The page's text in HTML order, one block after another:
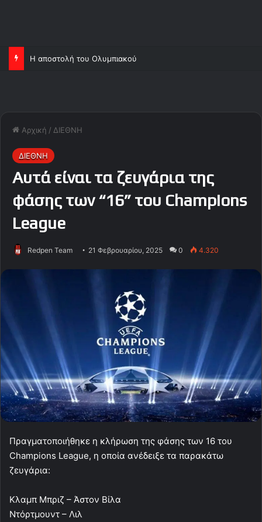
Η αποστολή του Ολυμπιακού
Αρχική / ΔΙΕΘΝΗ
ΔΙΕΘΝΗ
Αυτά είναι τα ζευγάρια της
φάσης των “16” του Champions
League
Redpen Team 21 Φεβρουαρίου, 2025 0 4.320
Πραγματοποιήθηκε η κλήρωση της φάσης των 16 του
Champions League, η οποία ανέδειξε τα παρακάτω
ζευγάρια:
Κλαμπ Μπριζ – Άστον Βίλα
Ντόρτμουντ – Λιλ